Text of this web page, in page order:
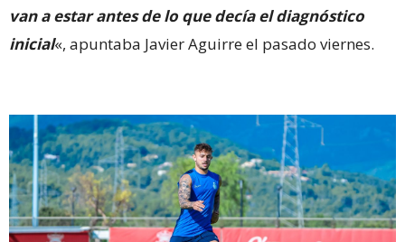
van a estar antes de lo que decía el diagnóstico
inicial«, apuntaba Javier Aguirre el pasado viernes.